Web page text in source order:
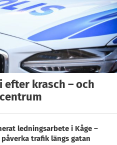
krasch – och
ledningsarbete i Kåge –
påverka trafik längs gatan